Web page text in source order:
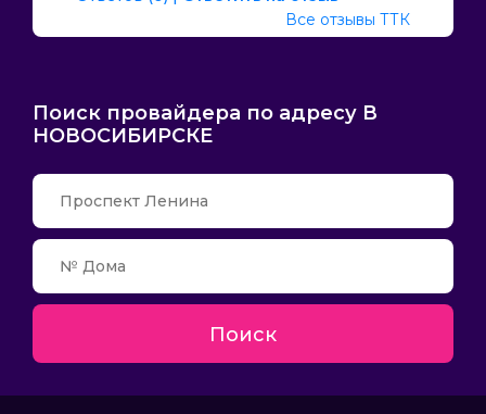
Все отзывы ТТК
Поиск провайдера по адресу В
НОВОСИБИРСКЕ
Поиск